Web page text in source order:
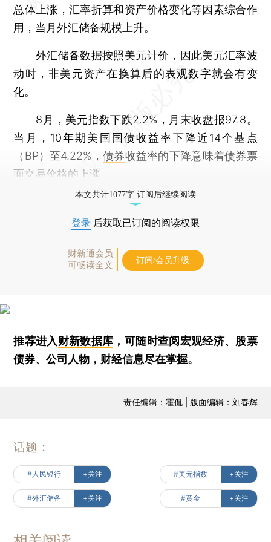
总体上涨，汇率折算和资产价格变化等因素综合作
用，当月外汇储备规模上升。
外汇储备数据按照美元计价，因此美元汇率波
动时，非美元资产在换算后的表观数字就会有变
化。
8月，美元指数下跌2.2%，月末收盘报97.8。
当月，10年期美国国债收益率下降近14个基点
（BP）至4.22%，债券收益率的下降意味着债券票
面交易价格的上涨。
本文共计1077字 订阅后继续阅读
登录 后获取已订阅的阅读权限
财新通会员
可畅读全文
订阅/会员升级
推荐进入财新数据库 ，可随时查阅宏观经济、股票
债券、公司人物，财经信息尽在掌握。
责任编辑：霍侃 | 版面编辑：刘春辉
话题：
#人民银行 +关注 #美元指数 +关注
#外汇储备 +关注 #黄金 +关注